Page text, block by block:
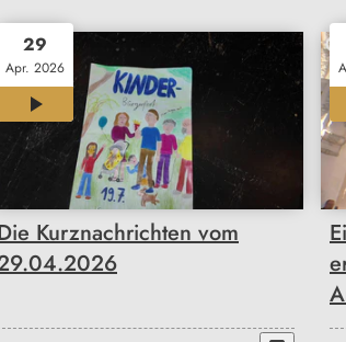
29
Apr. 2026
01:29
Kurznachrichten vom